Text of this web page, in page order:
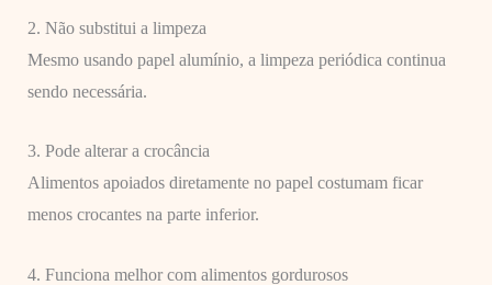
2. Não substitui a limpeza
Mesmo usando papel alumínio, a limpeza periódica continua
sendo necessária.
3. Pode alterar a crocância
Alimentos apoiados diretamente no papel costumam ficar
menos crocantes na parte inferior.
4. Funciona melhor com alimentos gordurosos